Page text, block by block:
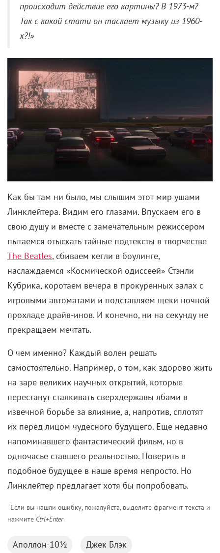
происходит действие его картины? В 1973-м?
Так с какой стати он таскает музыку из 1960-
х?!»
Как бы там ни было, мы слышим этот мир ушами
Линклейтера. Видим его глазами. Впускаем его в
свою душу и вместе с замечательным режиссером
пытаемся отыскать тайные подтексты в творчестве
The Beatles, сбиваем кегли в боулинге,
наслаждаемся «Космической одиссеей» Стэнли
Кубрика, коротаем вечера в прокуренных залах с
игровыми автоматами и подставляем щеки ночной
прохладе драйв-инов. И конечно, ни на секунду не
прекращаем мечтать.
О чем именно? Каждый волен решать
самостоятельно. Например, о том, как здорово жить
на заре великих научных открытий, которые
перестанут сталкивать сверхдержавы лбами в
извечной борьбе за влияние, а, напротив, сплотят
их перед лицом чудесного будущего. Еще недавно
напоминавшего фантастический фильм, но в
одночасье ставшего реальностью. Поверить в
подобное будущее в наше время непросто. Но
Линклейтер предлагает хотя бы попробовать.
Если вы нашли ошибку, пожалуйста, выделите фрагмент текста и
нажмите Ctrl+Enter.
Аполлон-10½ Джек Блэк